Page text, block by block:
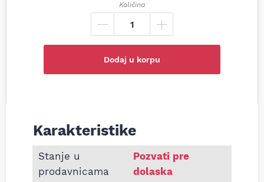
Količina
Dodaj u korpu
Informacije o Pk kaiš Continental 8PK955
Karakteristike
Stanje u
prodavnicama
Pozvati pre
dolaska